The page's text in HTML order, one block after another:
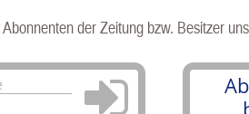
der Zeitung bzw. Besitzer
Anmelden